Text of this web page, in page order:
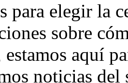
para elegir la
sobre
aquí
noticias del